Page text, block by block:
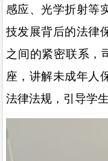
感应、光学折射等
技发展背后的法律
之间的紧密联系，
座，讲解未成年人
法律法规，引导学